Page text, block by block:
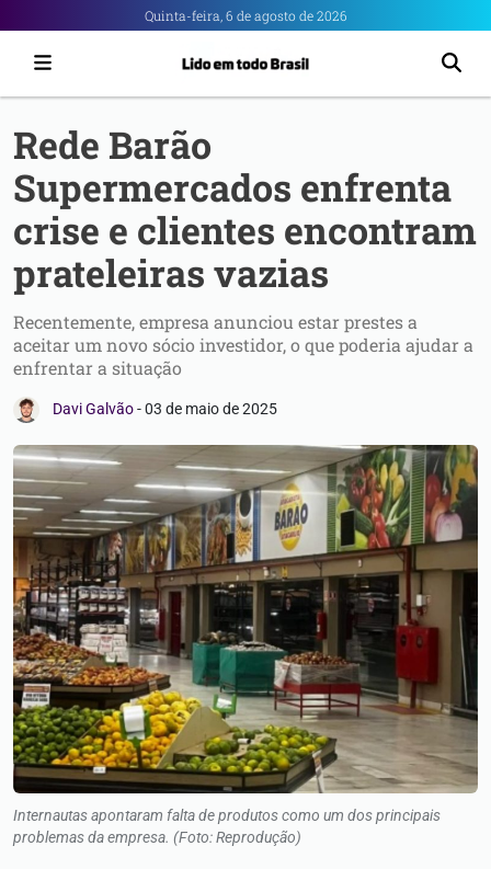
-
Notícias
de
Anápolis
Quinta-feira, 6 de agosto de 2026
Rede Barão
Supermercados enfrenta
crise e clientes encontram
prateleiras vazias
Recentemente, empresa anunciou estar prestes a
aceitar um novo sócio investidor, o que poderia ajudar a
enfrentar a situação
Davi Galvão-03 de maio de 2025
Internautas apontaram falta de produtos como um dos principais
problemas da empresa. (Foto: Reprodução)